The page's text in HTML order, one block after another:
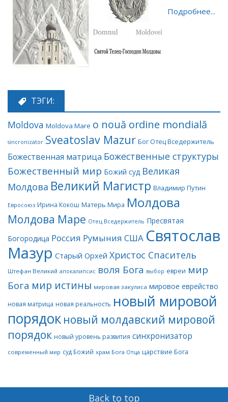
Подробнее...
ТЭГИ:
Moldova Moldova Mare o nouă ordine mondială
sincronizator Sveatoslav Mazur Бог Отец Вседержитель
Божественная матрица Божественные структуры
Божественный мир Божий суд Великая
Молдова Великий Магистр Владимир Путин
Евросоюз Ирина Кокош Матерь Мира Молдова
Молдова Маре Отец Вседержитель Пресвятая
Богородица Россия Румыния США Святослав
Мазур Старый Орхей Христос Спаситель
Штефан Великий апокалипсис воля Бога выбор евреи мир
Бога мир истины мировая закулиса мировое еврейство
новая матрица новая реальность новый мировой
порядок новый молдавский мировой
порядок новый уровень развития синхронизатор
современный мир суд Божий храм Бога Отца царствие Бога
Back to top